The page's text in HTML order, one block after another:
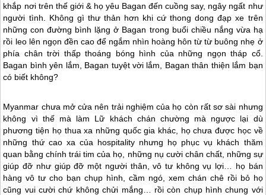
khắp nơi trên thế giới & họ yêu Bagan đến cuồng say, ngây ngất như
người tình. Không gì thư thản hơn khi cứ thong dong đạp xe trên
những con đường bình lặng ở Bagan trong buổi chiều nắng vừa hạ
rồi leo lên ngọn đền cao để ngắm nhìn hoàng hôn từ từ buông nhẹ ở
phía chân trời thấp thoáng bóng hình của những ngọn tháp cổ.
Bagan bình yên lắm, Bagan tuyệt vời lắm, Bagan thân thiện lắm bạn
có biết không?
Myanmar chưa mở cửa nên trải nghiệm của họ còn rất sơ sài nhưng
không vì thế mà làm Lữ khách chán chường mà ngược lại dù
phương tiện họ thua xa những quốc gia khác, họ chưa được học về
những thứ cao xa của hospitality nhưng họ phục vụ khách thăm
quan bằng chính trái tim của họ, những nụ cười chân chất, những sự
giúp đỡ như giúp đỡ một người thân, vô tư không vụ lợi… họ bán
hàng vô tư cho bạn chụp hình, cầm ngó, xem chán chê rồi bỏ họ
cũng vui cười chứ không chửi mắng… rồi còn chụp hình chung với